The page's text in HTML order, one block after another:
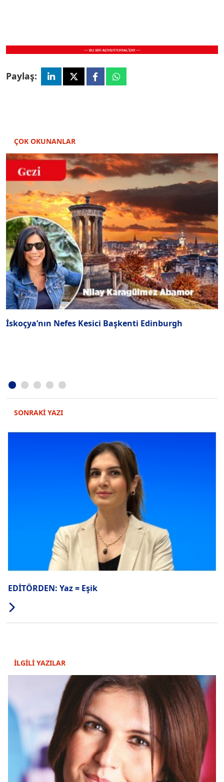
Paylaş:
ÇOK OKUNANLAR
İskoçya’nın Nefes Kesici Başkenti Edinburgh
SONRAKİ YAZI
EDİTÖRDEN: Yaz = Eşik
İLGİLİ YAZILAR